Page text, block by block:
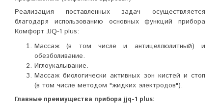
Реализация поставленных задач осуществляется
благодаря использованию основных функций прибора
Комфорт JJQ-1 plus:
Массаж (в том числе и антицеллюлитный) и
обезболивание.
Иглоукалывание.
Массаж биологически активных зон кистей и стоп
(в том числе методом "жидких электродов").
Главные преимущества прибора jjq-1 plus: